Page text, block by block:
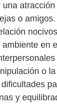
una
o amigos.
en
o
y